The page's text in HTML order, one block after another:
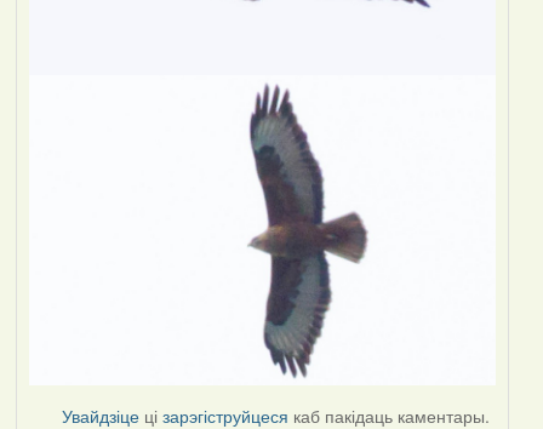
Увайдзіце цізарэгіструйцеся каб пакідаць каментары.